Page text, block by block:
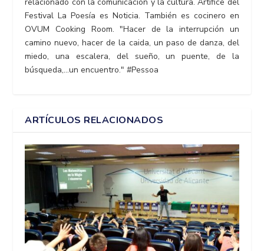
Festival La Poesía es Noticia. También es cocinero en
OVUM Cooking Room. "Hacer de la interrupción un
camino nuevo, hacer de la caida, un paso de danza, del
miedo, una escalera, del sueño, un puente, de la
búsqueda,...un encuentro." #Pessoa
ARTÍCULOS RELACIONADOS